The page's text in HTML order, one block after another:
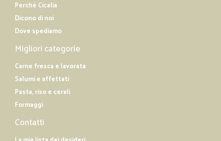
Perché Cicalia
Dicono di noi
Dove spediamo
Migliori categorie
Carne fresca e lavorata
Salumi e affettati
Pasta, riso e cerali
Formaggi
Contatti